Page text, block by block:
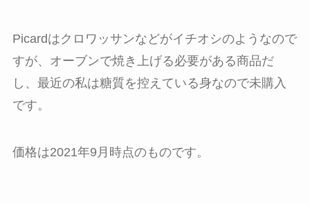
Picardはクロワッサンなどがイチオシのようなので
すが、オーブンで焼き上げる必要がある商品だ
し、最近の私は糖質を控えている身なので未購入
です。
価格は2021年9月時点のものです。